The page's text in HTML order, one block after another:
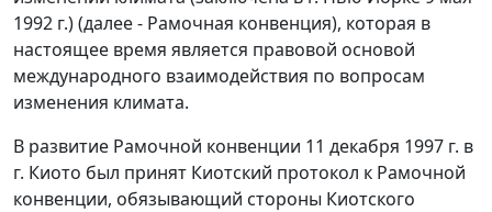
1992 г.) (далее - Рамочная конвенция), которая в
настоящее время является правовой основой
международного взаимодействия по вопросам
изменения климата.
В развитие Рамочной конвенции 11 декабря 1997 г. в
г. Киото был принят Киотский протокол к Рамочной
конвенции, обязывающий стороны Киотского